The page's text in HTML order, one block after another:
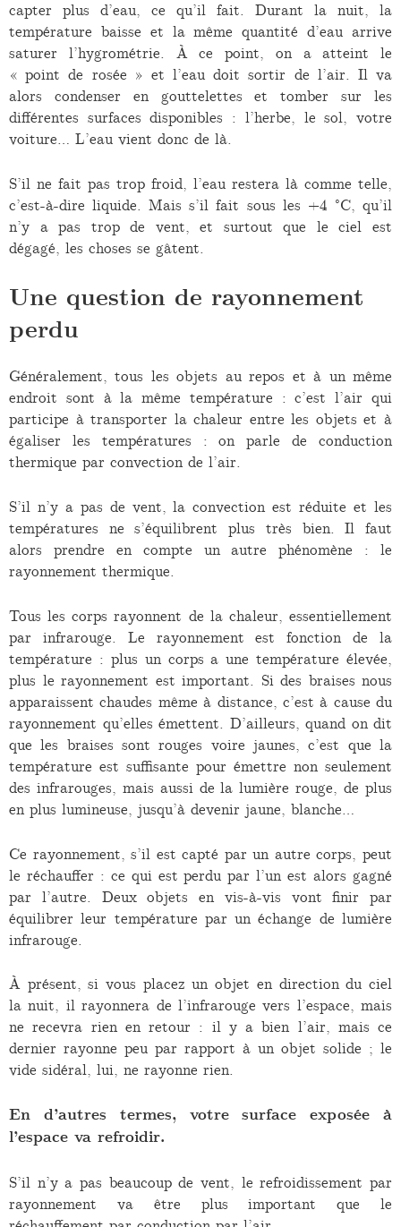
capter plus d’eau, ce qu’il fait. Durant la nuit, la
température baisse et la même quantité d’eau arrive
saturer l’hygrométrie. À ce point, on a atteint le
« point de rosée » et l’eau doit sortir de l’air. Il va
alors condenser en gouttelettes et tomber sur les
différentes surfaces disponibles : l’herbe, le sol, votre
voiture… L’eau vient donc de là.
S’il ne fait pas trop froid, l’eau restera là comme telle,
c’est-à-dire liquide. Mais s’il fait sous les +4 °C, qu’il
n’y a pas trop de vent, et surtout que le ciel est
dégagé, les choses se gâtent.
Une question de rayonnement
perdu
Généralement, tous les objets au repos et à un même
endroit sont à la même température : c’est l’air qui
participe à transporter la chaleur entre les objets et à
égaliser les températures : on parle de conduction
thermique par convection de l’air.
S’il n’y a pas de vent, la convection est réduite et les
températures ne s’équilibrent plus très bien. Il faut
alors prendre en compte un autre phénomène : le
rayonnement thermique.
Tous les corps rayonnent de la chaleur, essentiellement
par infrarouge. Le rayonnement est fonction de la
température : plus un corps a une température élevée,
plus le rayonnement est important. Si des braises nous
apparaissent chaudes même à distance, c’est à cause du
rayonnement qu’elles émettent. D’ailleurs, quand on dit
que les braises sont rouges voire jaunes, c’est que la
température est suffisante pour émettre non seulement
des infrarouges, mais aussi de la lumière rouge, de plus
en plus lumineuse, jusqu’à devenir jaune, blanche…
Ce rayonnement, s’il est capté par un autre corps, peut
le réchauffer : ce qui est perdu par l’un est alors gagné
par l’autre. Deux objets en vis-à-vis vont finir par
équilibrer leur température par un échange de lumière
infrarouge.
À présent, si vous placez un objet en direction du ciel
la nuit, il rayonnera de l’infrarouge vers l’espace, mais
ne recevra rien en retour : il y a bien l’air, mais ce
dernier rayonne peu par rapport à un objet solide ; le
vide sidéral, lui, ne rayonne rien.
En d’autres termes, votre surface exposée à
l’espace va refroidir.
S’il n’y a pas beaucoup de vent, le refroidissement par
rayonnement va être plus important que le